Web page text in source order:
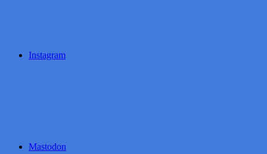
Instagram
Mastodon